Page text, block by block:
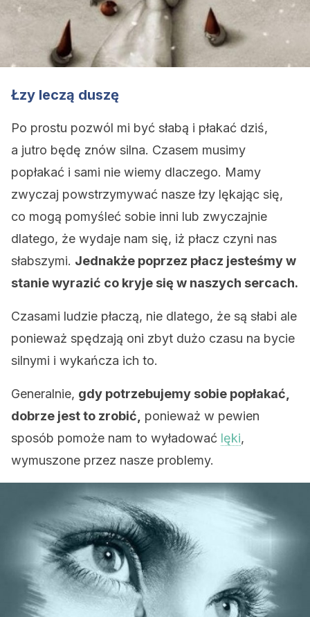
Łzy leczą duszę
Po prostu pozwól mi być słabą i płakać dziś,
a jutro będę znów silna. Czasem musimy
popłakać i sami nie wiemy dlaczego. Mamy
zwyczaj powstrzymywać nasze łzy lękając się,
co mogą pomyśleć sobie inni lub zwyczajnie
dlatego, że wydaje nam się, iż płacz czyni nas
słabszymi. Jednakże poprzez płacz jesteśmy w
stanie wyrazić co kryje się w naszych sercach.
Czasami ludzie płaczą, nie dlatego, że są słabi ale
ponieważ spędzają oni zbyt dużo czasu na bycie
silnymi i wykańcza ich to.
Generalnie, gdy potrzebujemy sobie popłakać,
dobrze jest to zrobić,
ponieważ w pewien
sposób pomoże nam to wyładować lęki,
wymuszone przez nasze problemy.